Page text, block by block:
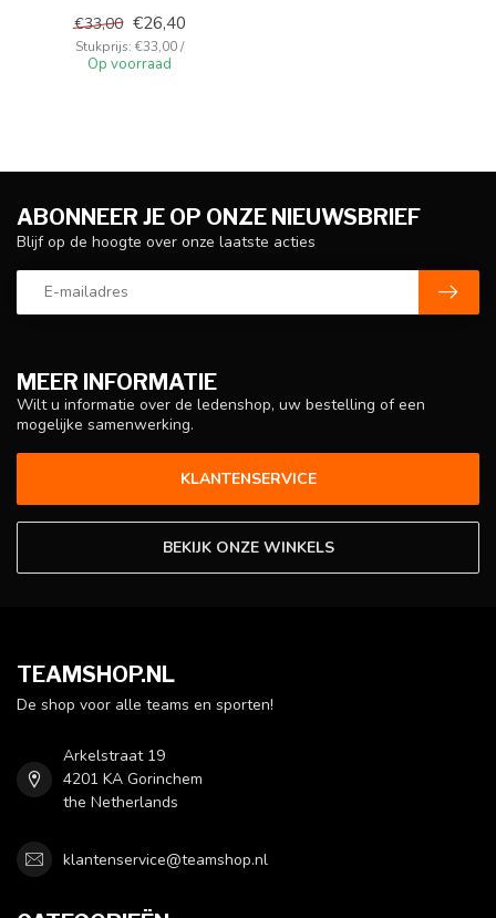
€33,00 €26,40
Stukprijs: €33,00 /
Op voorraad
MEER INFORMATIE
Wilt u informatie over de ledenshop, uw bestelling of een
mogelijke samenwerking.
KLANTENSERVICE
BEKIJK ONZE WINKELS
ABONNEER JE OP ONZE NIEUWSBRIEF
Blijf op de hoogte over onze laatste acties
TEAMSHOP.NL
De shop voor alle teams en sporten!
Arkelstraat 19
4201 KA Gorinchem
the Netherlands
klantenservice@teamshop.nl